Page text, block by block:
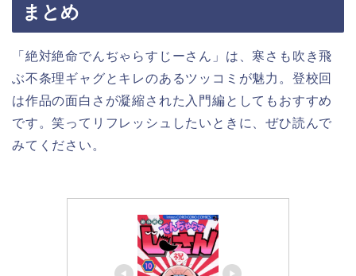
まとめ
「絶対絶命でんぢゃらすじーさん」は、寒さも吹き飛
ぶ不条理ギャグとキレのあるツッコミが魅力。登校回
は作品の面白さが凝縮された入門編としてもおすすめ
です。笑ってリフレッシュしたいときに、ぜひ読んで
みてください。